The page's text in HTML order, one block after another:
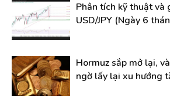
Phân tích kỹ thuật và
USD/JPY (Ngày 6
Hormuz sắp mở lại,
ngờ lấy lại xu hướng